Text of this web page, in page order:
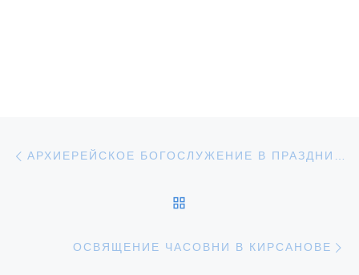
Навигация по записям
ОСВЯЩЕНИЕ ЧАСОВНИ В КИРСАНОВЕ